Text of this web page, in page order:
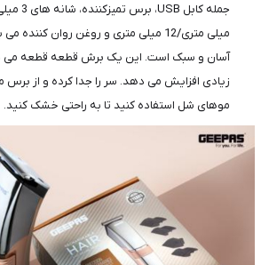
میلی متری/12 میلی متری و روغن روان
آسان و سبک است. این یک برش قطعه قطعه می
زیادی افزایش می دهد. سر را جدا کرده و از برس
موهای شل استفاده کنید تا به راحتی خشک کنید.